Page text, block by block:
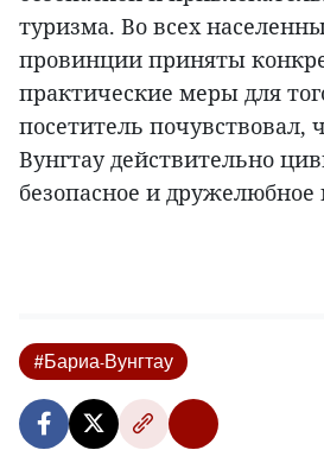
туризма. Во всех
провинции приняты
практические меры для
посетитель почувствовал,
Вунгтау действительно
безопасное и дружелюбное
#Бариа-Вунгтау